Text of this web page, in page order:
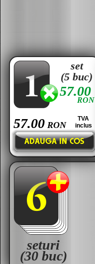
57.00
RON
57.00 RON
TVA
inclus
set
(5 buc)
seturi
(30 buc)